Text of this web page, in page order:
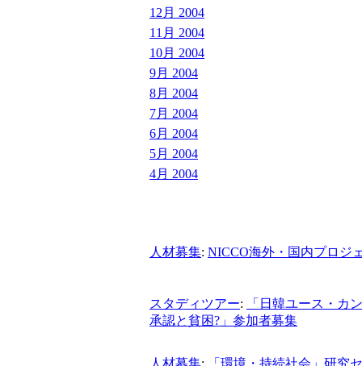
12月 2004
11月 2004
10月 2004
9月 2004
8月 2004
7月 2004
6月 2004
5月 2004
4月 2004
人材募集: NICCO海外・国内プロジ
スタディツアー:
「日韓ユース・カ
承認と貧困?」参加者募集
人材募集:
「環境・持続社会」研究